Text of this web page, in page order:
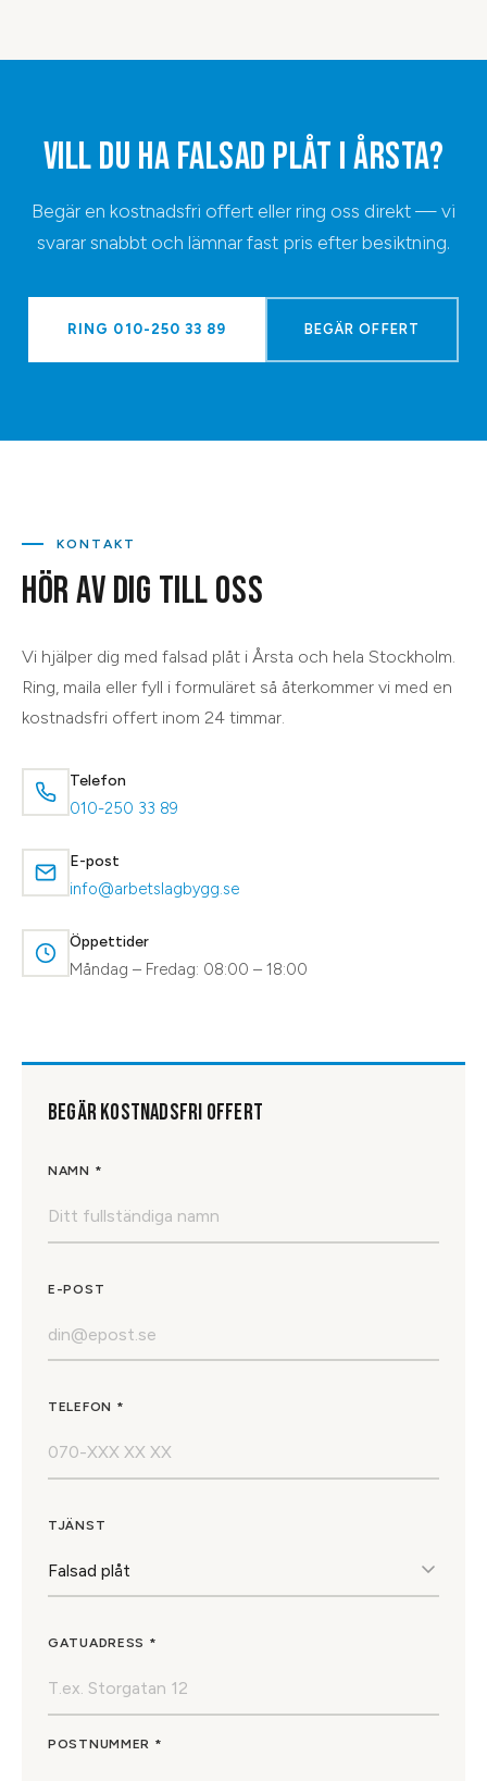
VILL DU HAFALSAD PLÅT IÅRSTA?
Begär en kostnadsfri offert eller ring oss direkt — vi
svarar snabbt och lämnar fast pris efter besiktning.
RING 010-250 33 89 BEGÄR OFFERT
KONTAKT
HÖR AV DIG TILL OSS
Vi hjälper dig med falsad plåt i Årsta och hela Stockholm.
Ring, maila eller fyll i formuläret så återkommer vi med en
kostnadsfri offert inom 24 timmar.
Telefon
010-250 33 89
E-post
info@arbetslagbygg.se
Öppettider
Måndag – Fredag: 08:00 – 18:00
BEGÄR KOSTNADSFRI OFFERT
NAMN *
E-POST
TELEFON *
TJÄNST
GATUADRESS *
POSTNUMMER *